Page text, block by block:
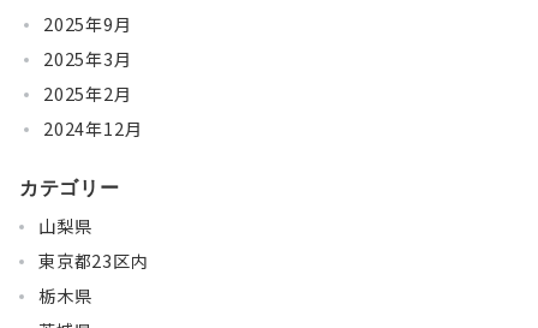
2025年9月
2025年3月
2025年2月
2024年12月
カテゴリー
山梨県
東京都23区内
栃木県